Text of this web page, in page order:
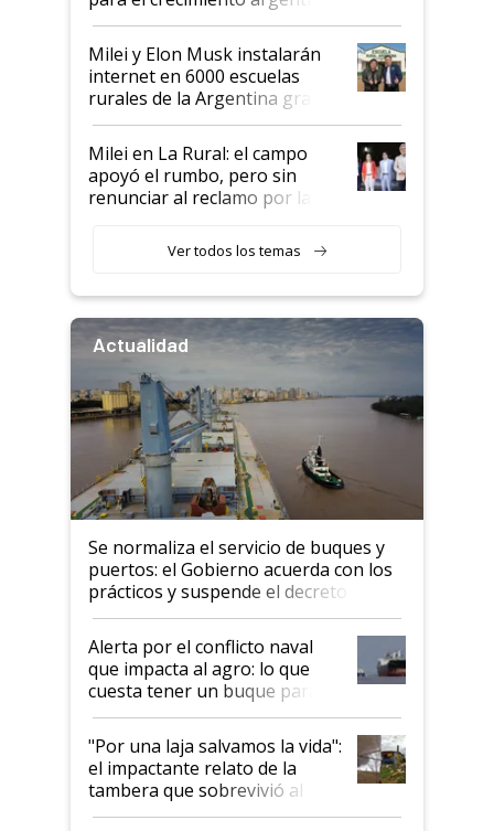
Milei y Elon Musk instalarán
internet en 6000 escuelas
rurales de la Argentina gracias
a un acuerdo con Starlink
Milei en La Rural: el campo
apoyó el rumbo, pero sin
renunciar al reclamo por las
Ver todos los temas
Actualidad
Se normaliza el servicio de buques y
puertos: el Gobierno acuerda con los
prácticos y suspende el decreto de
desregulación
Alerta por el conflicto naval
que impacta al agro: lo que
cuesta tener un buque parado
y el peligro de que Argentina
pase a ser "país sucio"
"Por una laja salvamos la vida":
el impactante relato de la
tambera que sobrevivió al
tornado